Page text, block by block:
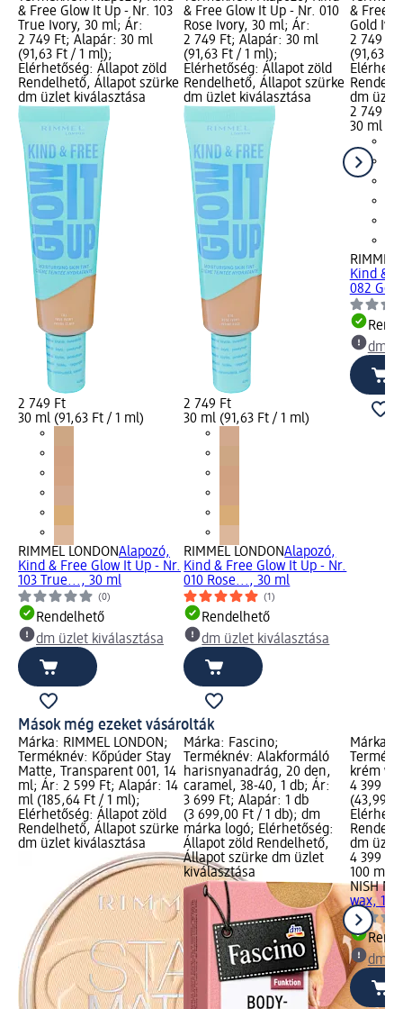
& Free Glow It Up - Nr. 103
True Ivory, 30 ml; Ár:
2 749 Ft; Alapár: 30 ml
(91,63 Ft / 1 ml);
Elérhetőség: Állapot zöld
Rendelhető, Állapot szürke
dm üzlet kiválasztása
2 749 Ft
30 ml (91,63 Ft / 1 ml)
RIMMEL LONDONAlapozó,
Kind & Free Glow It Up - Nr.
103 True..., 30 ml
(0)
Rendelhető
dm üzlet kiválasztása
& Free Glow It Up - Nr. 010
Rose Ivory, 30 ml; Ár:
2 749 Ft; Alapár: 30 ml
(91,63 Ft / 1 ml);
Elérhetőség: Állapot zöld
Rendelhető, Állapot szürke
dm üzlet kiválasztása
2 749 Ft
30 ml (91,63 Ft / 1 ml)
RIMMEL LONDONAlapozó,
Kind & Free Glow It Up - Nr.
010 Rose..., 30 ml
(1)
Rendelhető
dm üzlet kiválasztása
& Free
Gold
2 749
(91,63
dm
2 749 Ft
30 ml
RIMMEL
Kind &
082
dm
Mások még ezeket vásárolták
Márka: RIMMEL LONDON;
Terméknév: Kőpúder Stay
Matte, Transparent 001, 14
ml; Ár: 2 599 Ft; Alapár: 14
ml (185,64 Ft / 1 ml);
Elérhetőség: Állapot zöld
Rendelhető, Állapot szürke
dm üzlet kiválasztása
Márka: Fascino;
Terméknév: Alakformáló
harisnyanadrág, 20 den,
caramel, 38-40, 1 db; Ár:
3 699 Ft; Alapár: 1 db
(3 699,00 Ft / 1 db); dm
márka logó; Elérhetőség:
Állapot zöld Rendelhető,
Állapot szürke dm üzlet
kiválasztása
Márka:
krém
4 399
(43,99
dm
4 399 Ft
100 ml
NISH
wax,
dm